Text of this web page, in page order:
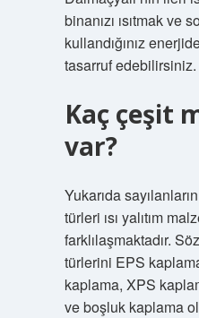
binanızı ısıtmak ve
kullandığınız
tasarruf edebilirsiniz.
Kaç çeşit
var?
Yukarıda
türleri ısı yalıtım
farklılaşmaktadır.
türlerini EPS
kaplama, XPS
ve boşluk kaplama